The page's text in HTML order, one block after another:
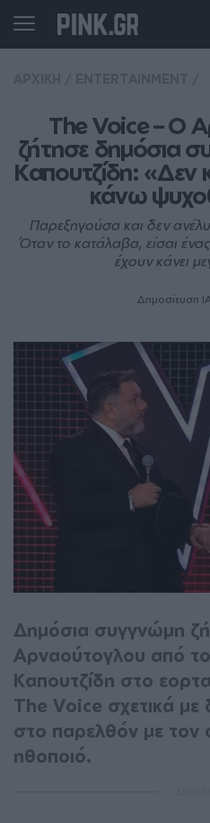
The Voice – Ο
ζήτησε δημόσια
Καπουτζίδη: «Δεν
κάνω
Παρεξηγούσα και δεν
Όταν το κατάλαβα, είσαι
έχουν κάνει
Δημοσίευση
Δημόσια συγγνώμη
Αρναούτογλου από
Καπουτζίδη στο
The Voice σχετικά με
στο παρελθόν με τον
ηθοποιό.